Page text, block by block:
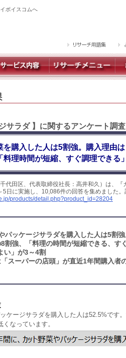
ボイスコムへ
サラダ 】に関するアンケート調査
を購入した人は5割強。購入理由
料理時間が短縮、すぐ調理できる
代田区、代表取締役社長：高井和久）は、
日に実施し、10,086件の回答を集めました。
products/detail.php?product_id=28204
パッケージサラダを購入した人は5割
割強、「料理の時間が短縮できる、す
い」が3～4割
スーパーの店頭」が直近1年間購入者
ケージサラダを購入した人は52.5%です
なっています。